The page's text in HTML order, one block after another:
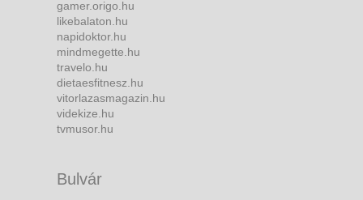
gamer.origo.hu
likebalaton.hu
napidoktor.hu
mindmegette.hu
travelo.hu
dietaesfitnesz.hu
vitorlazasmagazin.hu
videkize.hu
tvmusor.hu
Bulvár